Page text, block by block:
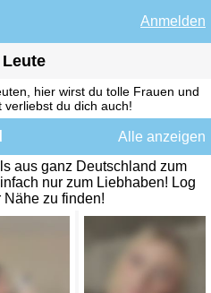
Anmelden
Leute
hier wirst du tolle Frauen und
du dich auch!
Alle anzeigen
aus ganz Deutschland zum
nur zum Liebhaben! Log
zu finden!